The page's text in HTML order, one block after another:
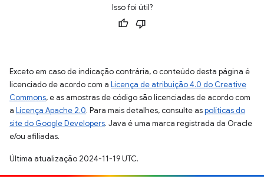
Isso foi útil?
Exceto em caso de indicação contrária, o conteúdo desta página é
licenciado de acordo com a Licença de atribuição 4.0 do Creative
Commons, e as amostras de código são licenciadas de acordo com
a Licença Apache 2.0. Para mais detalhes, consulte aspolíticas do
site do Google Developers. Java é uma marca registrada da Oracle
e/ou afiliadas.
Última atualização 2024-11-19 UTC.